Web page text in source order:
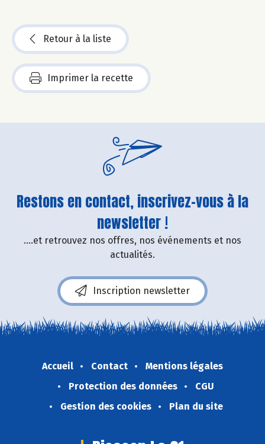
Retour à la liste
Imprimer la recette
Restons en contact, inscrivez-vous à la
newsletter !
....et retrouvez nos offres, nos événements et nos
actualités.
Inscription newsletter
Accueil Contact
Mentions légales
Protection des données
CGU
Gestion des cookies
Plan du site